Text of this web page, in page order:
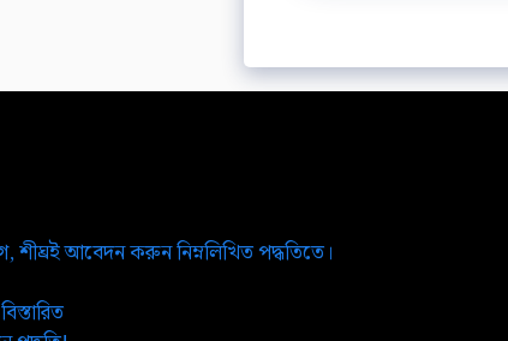
শীঘ্রই আবেদন করুন নিম্নলিখিত পদ্ধতিতে।